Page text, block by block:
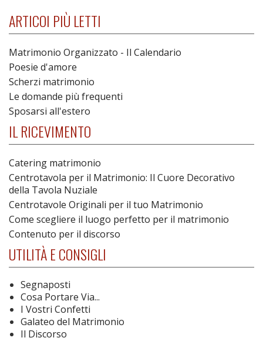
ARTICOI PIÙ LETTI
Matrimonio Organizzato - Il Calendario
Poesie d'amore
Scherzi matrimonio
Le domande più frequenti
Sposarsi all'estero
IL RICEVIMENTO
Catering matrimonio
Centrotavola per il Matrimonio: Il Cuore Decorativo
della Tavola Nuziale
Centrotavole Originali per il tuo Matrimonio
Come scegliere il luogo perfetto per il matrimonio
Contenuto per il discorso
UTILITÀ E CONSIGLI
Segnaposti
Cosa Portare Via...
I Vostri Confetti
Galateo del Matrimonio
Il Discorso